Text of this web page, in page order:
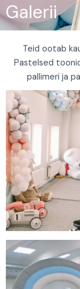
Galerii
Teid ootab
Pastelsed
pallimeri ja